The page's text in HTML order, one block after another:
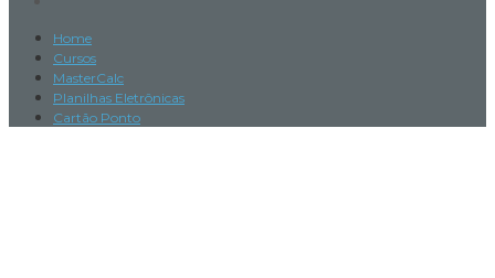
Home
Cursos
MasterCalc
Planilhas Eletrônicas
Cartão Ponto